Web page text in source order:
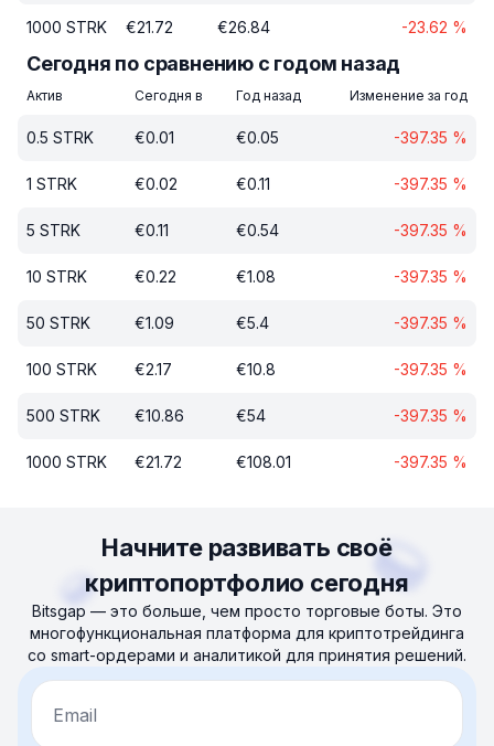
1000 STRK €21.72 €26.84 -23.62 %
Сегодня по сравнению с годом назад
Актив Сегодня в Год назад Изменение за год
0.5 STRK €0.01 €0.05 -397.35 %
1 STRK €0.02 €0.11 -397.35 %
5 STRK €0.11 €0.54 -397.35 %
10 STRK €0.22 €1.08 -397.35 %
50 STRK €1.09 €5.4 -397.35 %
100 STRK €2.17 €10.8 -397.35 %
500 STRK €10.86 €54 -397.35 %
1000 STRK €21.72 €108.01 -397.35 %
Начните развивать своё
криптопортфолио сегодня
Bitsgap — это больше, чем просто торговые боты. Это
многофункциональная платформа для криптотрейдинга
со smart-ордерами и аналитикой для принятия решений.
Email